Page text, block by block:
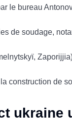
le bureau
de soudage,
construction de
ukraine